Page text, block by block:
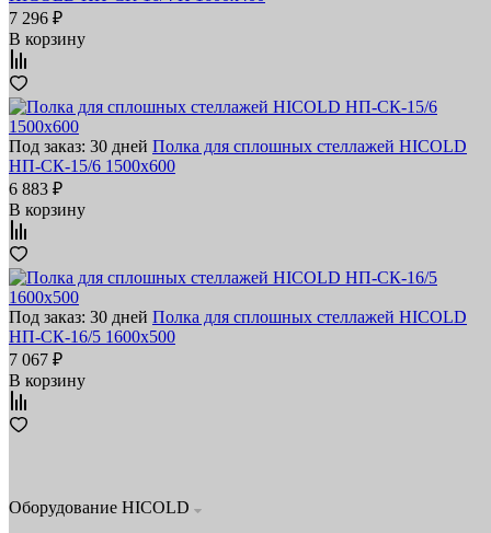
7 296 ₽
В корзину
Под заказ: 30 дней Полка для сплошных стеллажей HICOLD
НП-СК-15/6 1500х600
6 883 ₽
В корзину
Под заказ: 30 дней Полка для сплошных стеллажей HICOLD
НП-СК-16/5 1600х500
7 067 ₽
В корзину
Оборудование HICOLD